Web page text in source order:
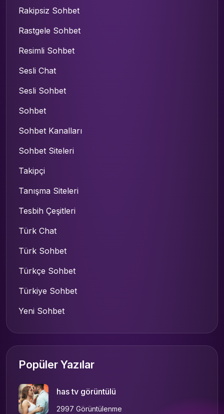
Rakipsiz Sohbet
Rastgele Sohbet
Resimli Sohbet
Sesli Chat
Sesli Sohbet
Sohbet
Sohbet Kanalları
Sohbet Siteleri
Takipçi
Tanışma Siteleri
Tesbih Çeşitleri
Türk Chat
Türk Sohbet
Türkçe Sohbet
Türkiye Sohbet
Yeni Sohbet
Popüler Yazılar
has tv görüntülü
2997 Görüntülenme